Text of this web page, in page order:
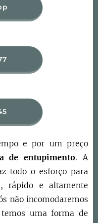
e por um preço
de entupimento. A
todo o esforço para
rápido e altamente
não incomodaremos
uma forma de